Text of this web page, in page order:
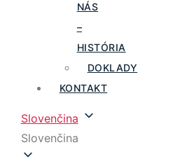
NÁS
–
HISTÓRIA
DOKLADY
KONTAKT
Slovenčina
Slovenčina